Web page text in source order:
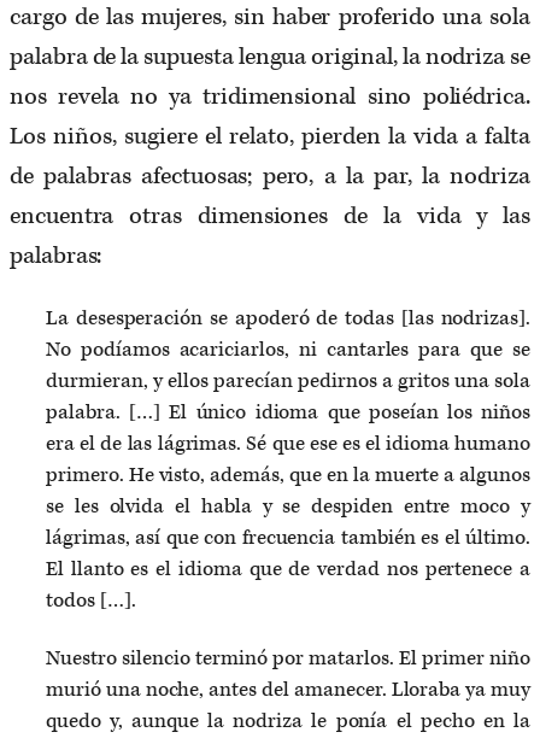
cargo de las mujeres, sin haber proferido una sola
palabra de la supuesta lengua original, la nodriza se
nos revela no ya tridimensional sino poliédrica.
Los niños, sugiere el relato, pierden la vida a falta
de palabras afectuosas; pero, a la par, la nodriza
encuentra otras dimensiones de la vida y las
palabras:
La desesperación se apoderó de todas [las nodrizas].
No podíamos acariciarlos, ni cantarles para que se
durmieran, y ellos parecían pedirnos a gritos una sola
palabra. […] El único idioma que poseían los niños
era el de las lágrimas. Sé que ese es el idioma humano
primero. He visto, además, que en la muerte a algunos
se les olvida el habla y se despiden entre moco y
lágrimas, así que con frecuencia también es el último.
El llanto es el idioma que de verdad nos pertenece a
todos […].
Nuestro silencio terminó por matarlos. El primer niño
murió una noche, antes del amanecer. Lloraba ya muy
quedo y, aunque la nodriza le ponía el pecho en la